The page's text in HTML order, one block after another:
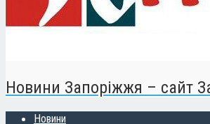
Новини Запоріжжя – сайт
Новини